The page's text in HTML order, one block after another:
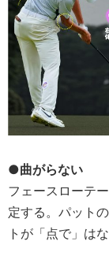
●曲がらない
フェースローテ
定する。パット
トが「点で」は